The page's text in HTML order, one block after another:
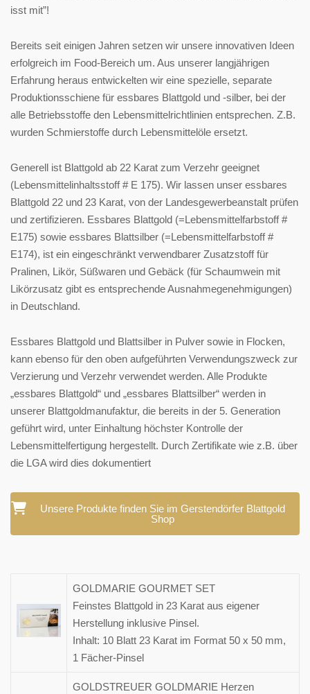
isst mit”!
Bereits seit einigen Jahren setzen wir unsere innovativen Ideen
erfolgreich im Food-Bereich um. Aus unserer langjährigen
Erfahrung heraus entwickelten wir eine spezielle, separate
Produktionsschiene für essbares Blattgold und -silber, bei der
alle Betriebsstoffe den Lebensmittelrichtlinien entsprechen. Z.B.
wurden Schmierstoffe durch Lebensmittelöle ersetzt.
Generell ist Blattgold ab 22 Karat zum Verzehr geeignet
(Lebensmittelinhaltsstoff # E 175). Wir lassen unser essbares
Blattgold 22 und 23 Karat, von der Landesgewerbeanstalt prüfen
und zertifizieren. Essbares Blattgold (=Lebensmittelfarbstoff #
E175) sowie essbares Blattsilber (=Lebensmittelfarbstoff #
E174), ist ein eingeschränkt verwendbarer Zusatzstoff für
Pralinen, Likör, Süßwaren und Gebäck (für Schaumwein mit
Likörzusatz gibt es entsprechende Ausnahmegenehmigungen)
in Deutschland.
Essbares Blattgold und Blattsilber in Pulver sowie in Flocken,
kann ebenso für den oben aufgeführten Verwendungszweck zur
Verzierung und Verzehr verwendet werden. Alle Produkte
„essbares Blattgold“ und „essbares Blattsilber“ werden in
unserer Blattgoldmanufaktur, die bereits in der 5. Generation
geführt wird, unter Einhaltung höchster Kontrolle der
Lebensmittelfertigung hergestellt. Durch Zertifikate wie z.B. über
die LGA wird dies dokumentiert
Unsere Produkte finden Sie im Gerstendörfer Blattgold
Shop
GOLDMARIE GOURMET SET
Feinstes Blattgold in 23 Karat aus eigener
Herstellung inklusive Pinsel.
Inhalt: 10 Blatt 23 Karat im Format 50 x 50 mm,
1 Fächer-Pinsel
GOLDSTREUER GOLDMARIE Herzen